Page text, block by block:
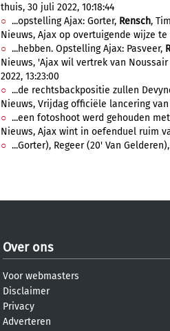
thuis, 30 juli 2022, 10:18:44
...opstelling Ajax: Gorter, Rensch,
Nieuws, Ajax op overtuigende wijze te
...hebben. Opstelling Ajax: Pasveer,
Nieuws, 'Ajax wil vertrek van
2022, 13:23:00
...de rechtsbackpositie zullen
Nieuws, Vrijdag officiële lancering
...een fotoshoot werd gehouden
Nieuws, Ajax wint in oefenduel ruim
...Gorter), Regeer (20' Van Gelderen),
Over ons
Voor webmasters
Disclaimer
Privacy
Adverteren